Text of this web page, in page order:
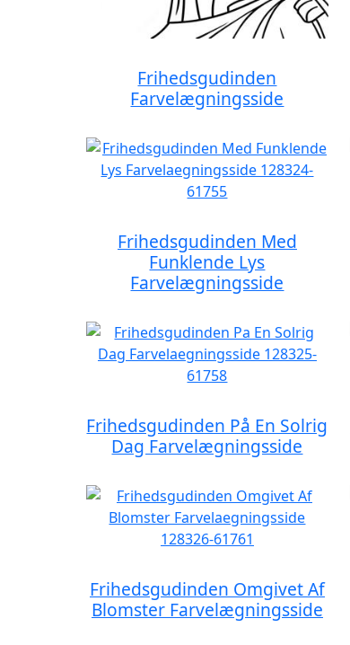
Frihedsgudinden
Farvelægningsside
Frihedsgudinden Med
Funklende Lys
Farvelægningsside
Frihedsgudinden På En Solrig
Dag Farvelægningsside
Frihedsgudinden Omgivet Af
Blomster Farvelægningsside